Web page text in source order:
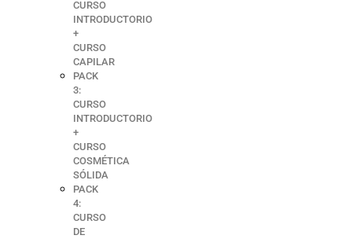
CURSO
INTRODUCTORIO
+
CURSO
CAPILAR
PACK
3:
CURSO
INTRODUCTORIO
+
CURSO
COSMÉTICA
SÓLIDA
PACK
4:
CURSO
DE